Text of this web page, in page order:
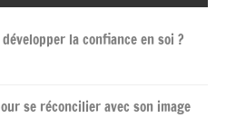
la confiance en soi ?
se réconcilier avec son image